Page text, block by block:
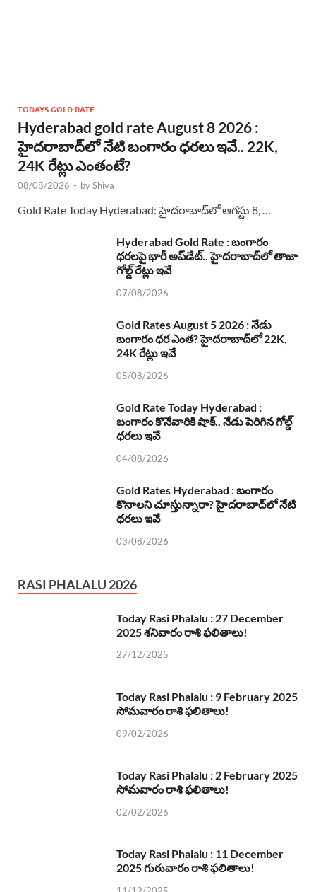
TODAYS GOLD RATE
Hyderabad gold rate August 8 2026 :
హైదరాబాద్‌లో నేటి బంగారం ధరలు ఇవే.. 22K,
24K రేట్లు ఎంతంటే?
08/08/2026 - byShiva
Gold Rate Today Hyderabad: హైదరాబాద్‌లో ఆగస్టు 8, …
Hyderabad Gold Rate : బంగారం
ధరలపై భారీ అప్‌డేట్.. హైదరాబాద్‌లో తాజా
గోల్డ్ రేట్లు ఇవే
07/08/2026
Gold Rates August 5 2026 : నేడు
బంగారం ధర ఎంత? హైదరాబాద్‌లో 22K,
24K రేట్లు ఇవే
05/08/2026
Gold Rate Today Hyderabad :
బంగారం కొనేవారికి షాక్.. నేడు పెరిగిన గోల్డ్
ధరలు ఇవే
04/08/2026
Gold Rates Hyderabad : బంగారం
కొనాలని చూస్తున్నారా? హైదరాబాద్‌లో నేటి
ధరలు ఇవే
03/08/2026
RASI PHALALU 2026
Today Rasi Phalalu : 27 December
2025 శనివారం రాశి ఫలితాలు!
27/12/2025
Today Rasi Phalalu : 9 February 2025
సోమవారం రాశి ఫలితాలు!
09/02/2026
Today Rasi Phalalu : 2 February 2025
సోమవారం రాశి ఫలితాలు!
02/02/2026
Today Rasi Phalalu : 11 December
2025 గురువారం రాశి ఫలితాలు!